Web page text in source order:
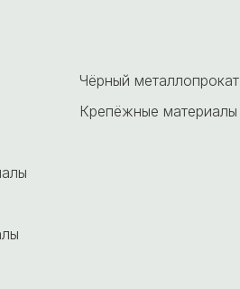
Чёрный металлопрокат
Крепёжные материалы